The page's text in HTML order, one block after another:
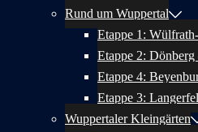
Rund um Wuppertal
Etappe 1:
Etappe 2:
Etappe 4:
Etappe 3:
Wuppertaler Kleingärten